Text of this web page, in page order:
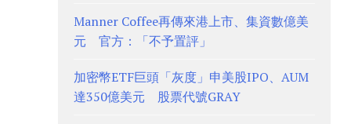
Manner Coffee再傳來港上市、集資數億美
元 官方：「不予置評」
加密幣ETF巨頭「灰度」申美股IPO、AUM
達350億美元 股票代號GRAY